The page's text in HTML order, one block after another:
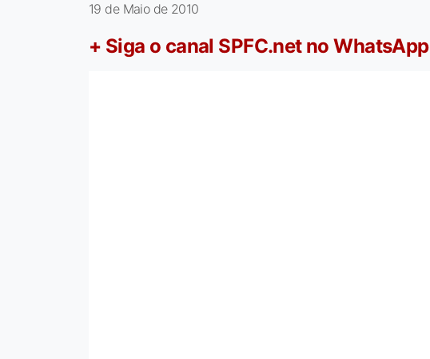
19 de Maio de 2010
+ Siga o canal SPFC.net no WhatsApp